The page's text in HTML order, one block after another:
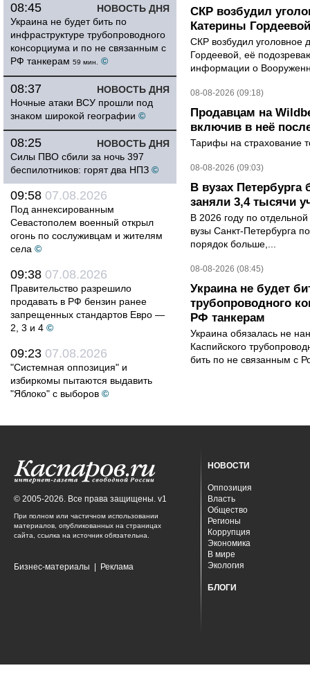
НОВОСТЬ ДНЯ
08:45
Украина не будет бить по
инфраструктуре трубопроводного
консорциума и по не связанным с
РФ танкерам 59 мин. ©
НОВОСТЬ ДНЯ
08:37
Ночные атаки ВСУ прошли под
знаком широкой географии ©
НОВОСТЬ ДНЯ
08:25
Силы ПВО сбили за ночь 397
беспилотников: горят два НПЗ ©
09:58 07.08.2026
Под аннексированным
Севастополем военный открыл
огонь по сослуживцам и жителям
села ©
09:38 07.08.2026
Правительство разрешило
продавать в РФ бензин ранее
запрещенных стандартов Евро —
2, 3 и 4 ©
09:23 07.08.2026
"Системная оппозиция" и
избиркомы пытаются выдавить
"Яблоко" с выборов ©
СКР возбудил
Катерины Гордеевой
СКР возбудил уголовное
Гордеевой, её
информации о
08-08-2026 (09:18)
Продавцам на
включив в неё
Тарифы на страхование
08-08-2026 (09:03)
В вузах
заняли 3,4 тысячи
В 2026 году по
вузы Санкт-Петербурга
порядок больше,...
08-08-2026 (08:45)
Украина не будет
трубопроводного
РФ танкерам
Украина обязалась не
Каспийского
бить по не связанным с
© 2005-2026. Все права защищены. v1
При полном или частичном использовании
материалов, опубликованных на страницах
сайта, ссылка на источник обязательна.
Бизнес-материалы Реклама
НОВОСТИ
Оппозиция
Власть
Общество
Регионы
Коррупция
Экономика
В мире
Экология
БЛОГИ